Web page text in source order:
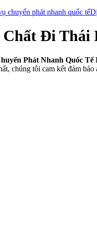
chuyển phát nhanh quốc tế
Chất Đi Thái
Phát Nhanh Quốc Tế
chúng tôi cam kết đảm